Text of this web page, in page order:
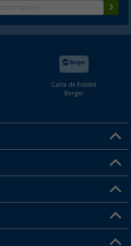
Carte de fidélité
Berger